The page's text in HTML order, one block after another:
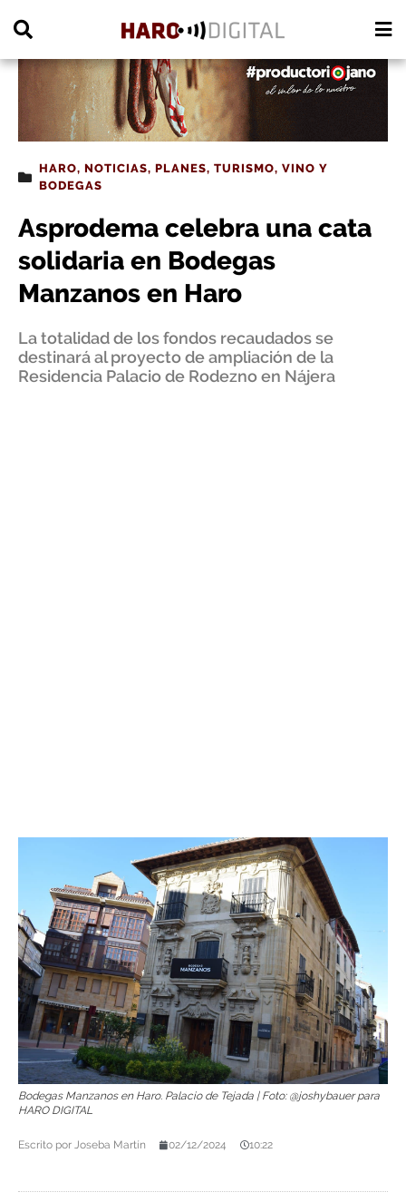
HARO, NOTICIAS, PLANES, TURISMO, VINO Y
BODEGAS
Asprodema celebra una cata
solidaria en Bodegas
Manzanos en Haro
La totalidad de los fondos recaudados se
destinará al proyecto de ampliación de la
Residencia Palacio de Rodezno en Nájera
Bodegas Manzanos en Haro. Palacio de Tejada | Foto: @joshybauer para
HARO DIGITAL
Escrito por Joseba Martín 02/12/2024 10:22